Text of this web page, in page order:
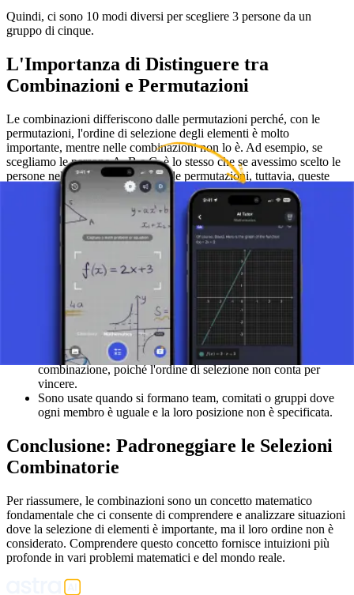
Quindi, ci sono 10 modi diversi per scegliere 3 persone da un
gruppo di cinque.
L'Importanza di Distinguere tra
Combinazioni e Permutazioni
Le combinazioni differiscono dalle permutazioni perché, con le
permutazioni, l'ordine di selezione degli elementi è molto
importante, mentre nelle combinazioni non lo è. Ad esempio, se
scegliamo le persone A, B e C, è lo stesso che se avessimo scelto le
persone nell'ordine B, C e A. Nelle permutazioni, tuttavia, queste
sarebbero contate come selezioni diverse.
Applicazioni delle Combinazioni
Le combinazioni sono ampiamente usate in varie applicazioni
matematiche e pratiche:
In statistica, sono cruciali per calcolare la probabilità di eventi
dove l'ordine non è importante.
Sono anche significative nella teoria dei grafi, dove vengono
analizzate combinazioni di connessioni tra nodi.
Pensa alle lotterie, dove i numeri estratti formano una
combinazione, poiché l'ordine di selezione non conta per
vincere.
Sono usate quando si formano team, comitati o gruppi dove
ogni membro è uguale e la loro posizione non è specificata.
Conclusione: Padroneggiare le Selezioni
Combinatorie
Per riassumere, le combinazioni sono un concetto matematico
fondamentale che ci consente di comprendere e analizzare situazioni
dove la selezione di elementi è importante, ma il loro ordine non è
considerato. Comprendere questo concetto fornisce intuizioni più
profonde in vari problemi matematici e del mondo reale.